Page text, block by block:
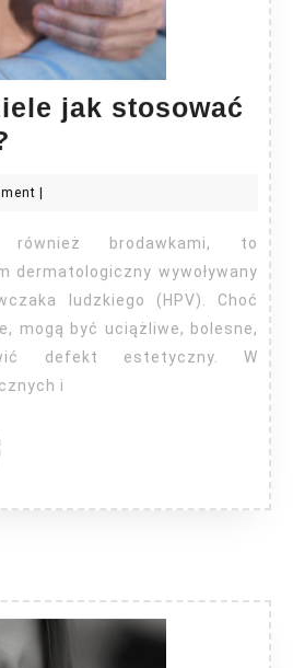
jak stosować
jak
stosować
na
kurzajki?
dermatologiczny wywoływany
ludzkiego (HPV). Choć
mogą być uciążliwe, bolesne,
defekt estetyczny. W
i